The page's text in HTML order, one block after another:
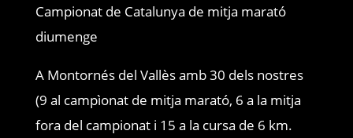
Campionat de Catalunya de mitja marató
diumenge
A Montornés del Vallès amb 30 dels nostres
(9 al campìonat de mitja marató, 6 a la mitja
fora del campionat i 15 a la cursa de 6 km.